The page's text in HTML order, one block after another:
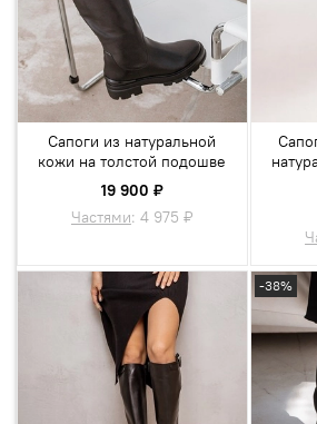
Сапоги из натуральной
кожи на толстой подошве
19 900 ₽
Частями: 4 975 ₽
-38%